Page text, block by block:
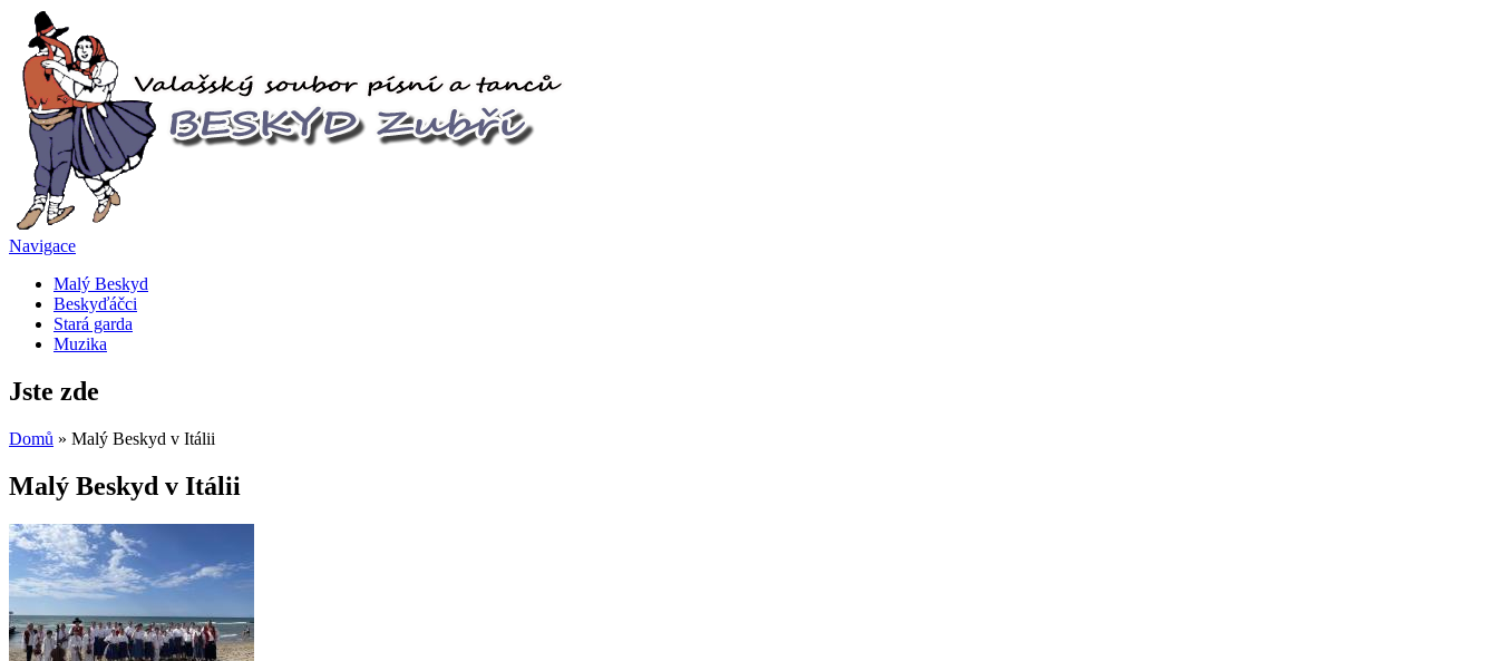
Navigace
Malý Beskyd
Beskyďáčci
Stará garda
Muzika
Jste zde
Domů » Malý Beskyd v Itálii
Malý Beskyd v Itálii